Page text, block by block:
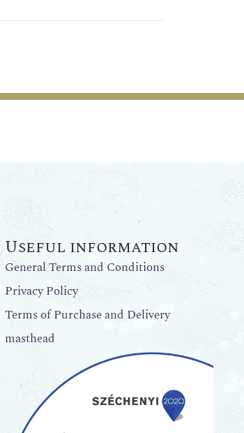
Useful information
General Terms and Conditions
Privacy Policy
Terms of Purchase and Delivery
masthead